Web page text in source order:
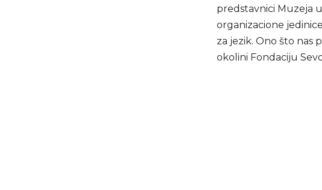
predstavnici Muzeja
organizacione
za jezik. Ono što nas
okolini Fondaciju